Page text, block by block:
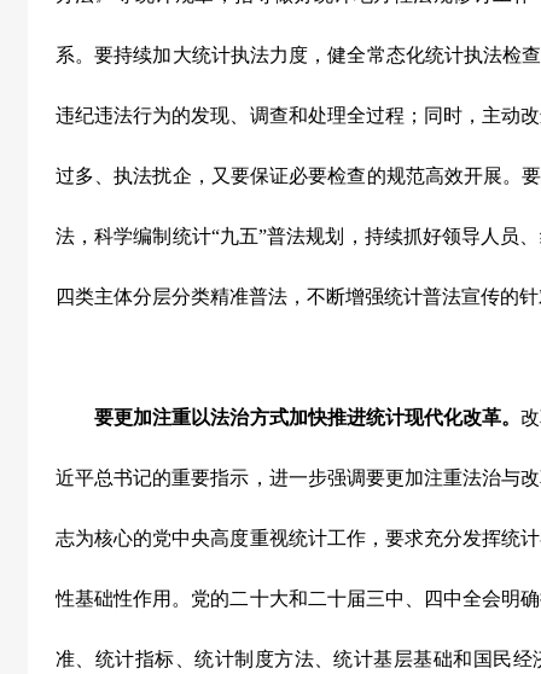
系。要持续加大统计执法力度，健全常态化统计执法检
违纪违法行为的发现、调查和处理全过程；同时，主动
过多、执法扰企，又要保证必要检查的规范高效开展。
法，科学编制统计“九五”普法规划，持续抓好领导人员
四类主体分层分类精准普法，不断增强统计普法宣传的
要更加注重以法治方式加快推进统计现代化改革。
近平总书记的重要指示，进一步强调要更加注重法治与
志为核心的党中央高度重视统计工作，要求充分发挥统
性基础性作用。党的二十大和二十届三中、四中全会明
准、统计指标、统计制度方法、统计基层基础和国民